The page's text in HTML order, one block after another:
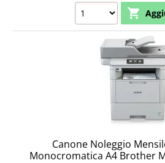
Canone Noleggio
Monocromatica A4 Brother